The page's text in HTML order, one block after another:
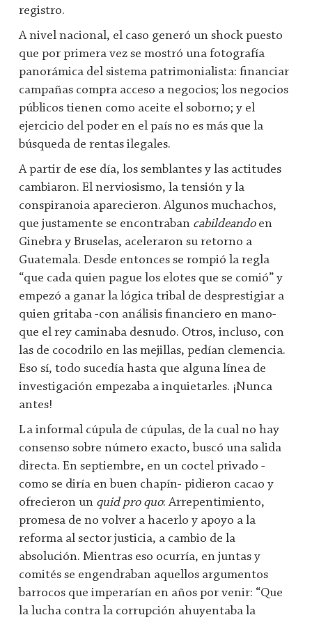
registro.
A nivel nacional, el caso generó un shock puesto
que por primera vez se mostró una fotografía
panorámica del sistema patrimonialista: financiar
campañas compra acceso a negocios; los negocios
públicos tienen como aceite el soborno; y el
ejercicio del poder en el país no es más que la
búsqueda de rentas ilegales.
A partir de ese día, los semblantes y las actitudes
cambiaron. El nerviosismo, la tensión y la
conspiranoia aparecieron. Algunos muchachos,
que justamente se encontraban cabildeando en
Ginebra y Bruselas, aceleraron su retorno a
Guatemala. Desde entonces se rompió la regla
“que cada quien pague los elotes que se comió” y
empezó a ganar la lógica tribal de desprestigiar a
quien gritaba -con análisis financiero en mano-
que el rey caminaba desnudo. Otros, incluso, con
las de cocodrilo en las mejillas, pedían clemencia.
Eso sí, todo sucedía hasta que alguna línea de
investigación empezaba a inquietarles. ¡Nunca
antes!
La informal cúpula de cúpulas, de la cual no hay
consenso sobre número exacto, buscó una salida
directa. En septiembre, en un coctel privado -
como se diría en buen chapín- pidieron cacao y
ofrecieron un quid pro quo: Arrepentimiento,
promesa de no volver a hacerlo y apoyo a la
reforma al sector justicia, a cambio de la
absolución. Mientras eso ocurría, en juntas y
comités se engendraban aquellos argumentos
barrocos que imperarían en años por venir: “Que
la lucha contra la corrupción ahuyentaba la